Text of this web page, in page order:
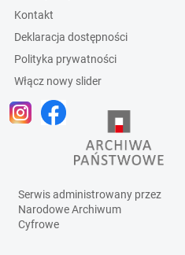
Kontakt
Deklaracja dostępności
Polityka prywatności
Włącz nowy slider
Serwis administrowany przez
Narodowe Archiwum
Cyfrowe